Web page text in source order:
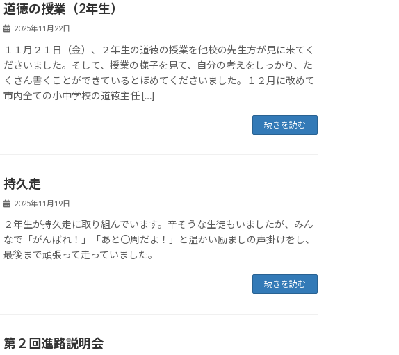
道徳の授業（2年生）
2025年11月22日
１１月２１日（金）、２年生の道徳の授業を他校の先生方が見に来てく
ださいました。そして、授業の様子を見て、自分の考えをしっかり、た
くさん書くことができているとほめてくださいました。１２月に改めて
市内全ての小中学校の道徳主任 […]
続きを読む
持久走
2025年11月19日
２年生が持久走に取り組んでいます。辛そうな生徒もいましたが、みん
なで「がんばれ！」「あと〇周だよ！」と温かい励ましの声掛けをし、
最後まで頑張って走っていました。
続きを読む
第２回進路説明会